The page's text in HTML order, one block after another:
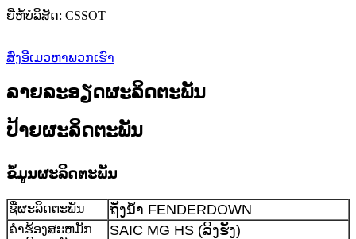
ຍີ່ຫໍ້ບໍລິສັດ: CSSOT
ສົ່ງອີເມວຫາພວກເຮົາ
ລາຍລະອຽດຜະລິດຕະພັນ
ປ້າຍຜະລິດຕະພັນ
ຂໍ້ມູນຜະລິດຕະພັນ
ຊື່ຜະລິດຕະພັນ ຖັງນ້ຳ FENDERDOWN
ຄໍາຮ້ອງສະຫມັກ
SAIC MG HS (ລິງຮັງ)